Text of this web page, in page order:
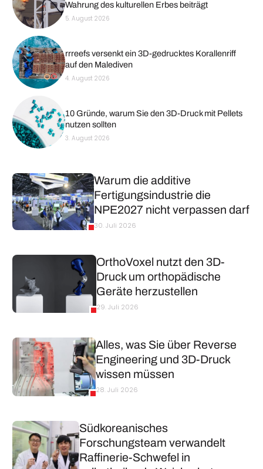
Wahrung des kulturellen Erbes beiträgt
5. August 2026
rrreefs versenkt ein 3D-gedrucktes Korallenriff
auf den Malediven
4. August 2026
10 Gründe, warum Sie den 3D-Druck mit Pellets
nutzen sollten
3. August 2026
Warum die additive
Fertigungsindustrie die
NPE2027 nicht verpassen darf
30. Juli 2026
OrthoVoxel nutzt den 3D-
Druck um orthopädische
Geräte herzustellen
29. Juli 2026
Alles, was Sie über Reverse
Engineering und 3D-Druck
wissen müssen
28. Juli 2026
Südkoreanisches
Forschungsteam verwandelt
Raffinerie-Schwefel in